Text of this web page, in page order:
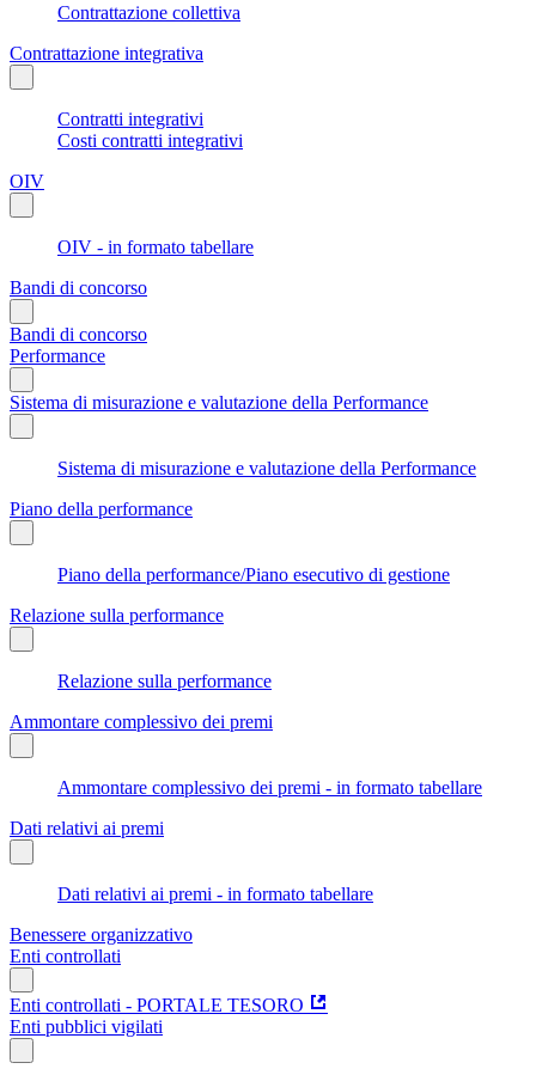
Contrattazione collettiva
Contrattazione integrativa
Contratti integrativi
Costi contratti integrativi
OIV
OIV - in formato tabellare
Bandi di concorso
Bandi di concorso
Performance
Sistema di misurazione e valutazione della Performance
Sistema di misurazione e valutazione della Performance
Piano della performance
Piano della performance/Piano esecutivo di gestione
Relazione sulla performance
Relazione sulla performance
Ammontare complessivo dei premi
Ammontare complessivo dei premi - in formato tabellare
Dati relativi ai premi
Dati relativi ai premi - in formato tabellare
Benessere organizzativo
Enti controllati
Enti controllati - PORTALE TESORO
Enti pubblici vigilati